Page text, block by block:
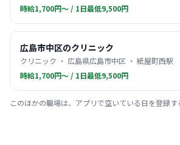
時給1,700円〜 / 1日最低9,500円
広島市中区のクリニック
クリニック ・ 広島県広島市中区 ・ 紙屋町西駅
時給1,700円〜 / 1日最低9,500円
このほかの職場は、アプリで空いている日を登録す